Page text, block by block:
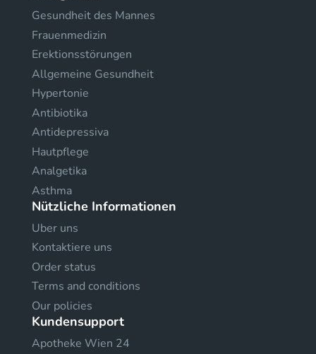
Gesundheit des Mannes
Frauenmedizin
Erektionsstörungen
Allgemeine Gesundheit
Hypertonie
Antibiotika
Antidepressiva
Hautpflege
Analgetika
Asthma
Nützliche Informationen
Uber uns
Kontaktiere uns
Order status
Terms and conditions
Our policies
Kundensupport
Apotheke Wien 24